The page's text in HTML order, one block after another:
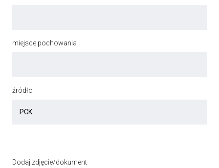
miejsce pochowania
źródło
Dodaj zdjęcie/dokument